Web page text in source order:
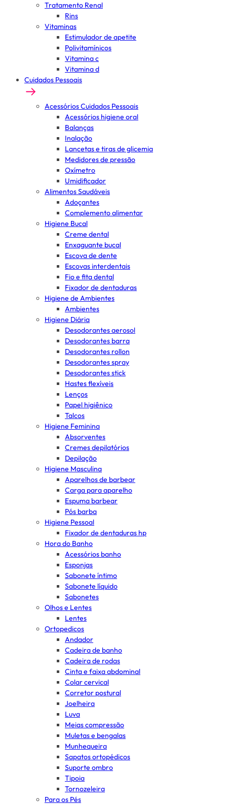
Tratamento Renal
Rins
Vitaminas
Estimulador de apetite
Polivitamínicos
Vitamina c
Vitamina d
Cuidados Pessoais
Acessórios Cuidados Pessoais
Acessórios higiene oral
Balanças
Inalação
Lancetas e tiras de glicemia
Medidores de pressão
Oxímetro
Umidificador
Alimentos Saudáveis
Adoçantes
Complemento alimentar
Higiene Bucal
Creme dental
Enxaguante bucal
Escova de dente
Escovas interdentais
Fio e fita dental
Fixador de dentaduras
Higiene de Ambientes
Ambientes
Higiene Diária
Desodorantes aerosol
Desodorantes barra
Desodorantes rollon
Desodorantes spray
Desodorantes stick
Hastes flexíveis
Lenços
Papel higiênico
Talcos
Higiene Feminina
Absorventes
Cremes depilatórios
Depilação
Higiene Masculina
Aparelhos de barbear
Carga para aparelho
Espuma barbear
Pós barba
Higiene Pessoal
Fixador de dentaduras hp
Hora do Banho
Acessórios banho
Esponjas
Sabonete íntimo
Sabonete líquido
Sabonetes
Olhos e Lentes
Lentes
Ortopedicos
Andador
Cadeira de banho
Cadeira de rodas
Cinta e faixa abdominal
Colar cervical
Corretor postural
Joelheira
Luva
Meias compressão
Muletas e bengalas
Munhequeira
Sapatos ortopédicos
Suporte ombro
Tipoia
Tornozeleira
Para os Pés